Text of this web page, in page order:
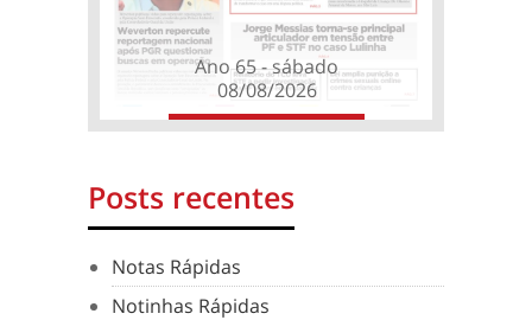
Ano 65 - sábado
08/08/2026
Posts recentes
Notas Rápidas
Notinhas Rápidas